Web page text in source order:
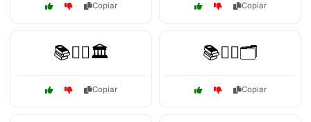
Copiar Copiar
📚👩‍⚖️🏛️
Copiar
📚👩‍⚖️🗂️
Copiar